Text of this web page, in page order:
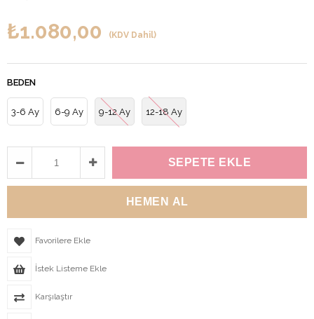
₺1.080,00 (KDV Dahil)
BEDEN
3-6 Ay 6-9 Ay 9-12 Ay 12-18 Ay
Favorilere Ekle
İstek Listeme Ekle
Karşılaştır